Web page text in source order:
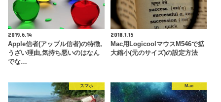
2019.6.14
Apple信者(アップル信者)の特徴,
うざい理由,気持ち悪いのはなん
でな…
2018.1.15
Mac用LogicoolマウスM546で拡
大縮小(元のサイズ)の設定方法
スマホ Mac